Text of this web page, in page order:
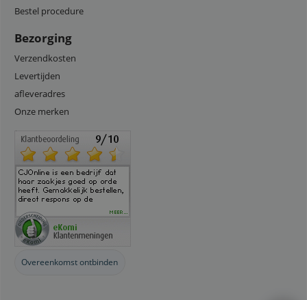
Bestel procedure
Bezorging
Verzendkosten
Levertijden
afleveradres
Onze merken
Overeenkomst ontbinden